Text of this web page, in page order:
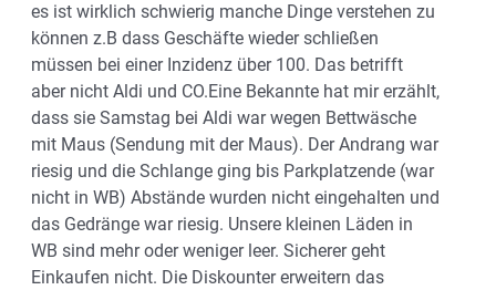
es ist wirklich schwierig manche Dinge verstehen zu
können z.B dass Geschäfte wieder schließen
müssen bei einer Inzidenz über 100. Das betrifft
aber nicht Aldi und CO.Eine Bekannte hat mir erzählt,
dass sie Samstag bei Aldi war wegen Bettwäsche
mit Maus (Sendung mit der Maus). Der Andrang war
riesig und die Schlange ging bis Parkplatzende (war
nicht in WB) Abstände wurden nicht eingehalten und
das Gedränge war riesig. Unsere kleinen Läden in
WB sind mehr oder weniger leer. Sicherer geht
Einkaufen nicht. Die Diskounter erweitern das